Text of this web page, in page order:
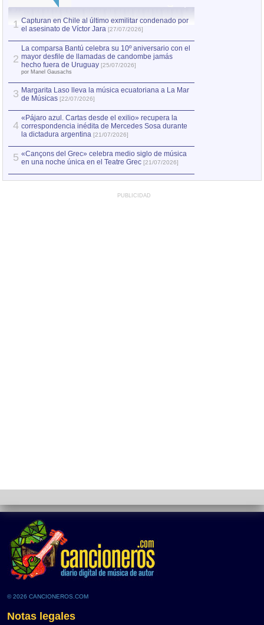
1 Capturan en Chile al último exmilitar condenado por
el asesinato de Víctor Jara [27/07/2026]
2
La comparsa Bantú celebra su 10º aniversario con el
mayor desfile de llamadas de candombe jamás
hecho fuera de Uruguay [25/07/2026]
por Manel Gausachs
3 Margarita Laso lleva la música ecuatoriana a La Mar
de Músicas [22/07/2026]
4
«Pájaro azul. Cartas desde el exilio» recupera la
correspondencia inédita de Mercedes Sosa durante
la dictadura argentina [21/07/2026]
5 «Cançons del Grec» celebra medio siglo de música
en una noche única en el Teatre Grec [21/07/2026]
PUBLICIDAD
© 2026 CANCIONEROS.COM
Notas legales